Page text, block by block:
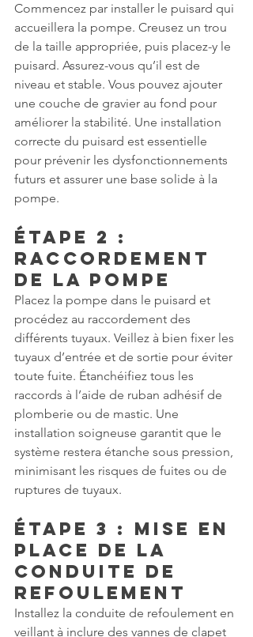
Commencez par installer le puisard qui
accueillera la pompe. Creusez un trou
de la taille appropriée, puis placez-y le
puisard. Assurez-vous qu’il est de
niveau et stable. Vous pouvez ajouter
une couche de gravier au fond pour
améliorer la stabilité. Une installation
correcte du puisard est essentielle
pour prévenir les dysfonctionnements
futurs et assurer une base solide à la
pompe.
Étape 2 :
Raccordement
de la Pompe
Placez la pompe dans le puisard et
procédez au raccordement des
différents tuyaux. Veillez à bien fixer les
tuyaux d’entrée et de sortie pour éviter
toute fuite. Étanchéifiez tous les
raccords à l’aide de ruban adhésif de
plomberie ou de mastic. Une
installation soigneuse garantit que le
système restera étanche sous pression,
minimisant les risques de fuites ou de
ruptures de tuyaux.
Étape 3 : Mise en
Place de la
Conduite de
Refoulement
Installez la conduite de refoulement en
veillant à inclure des vannes de clapet